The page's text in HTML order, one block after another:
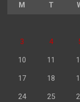
M T
3 4
10 11
17 18
24 25